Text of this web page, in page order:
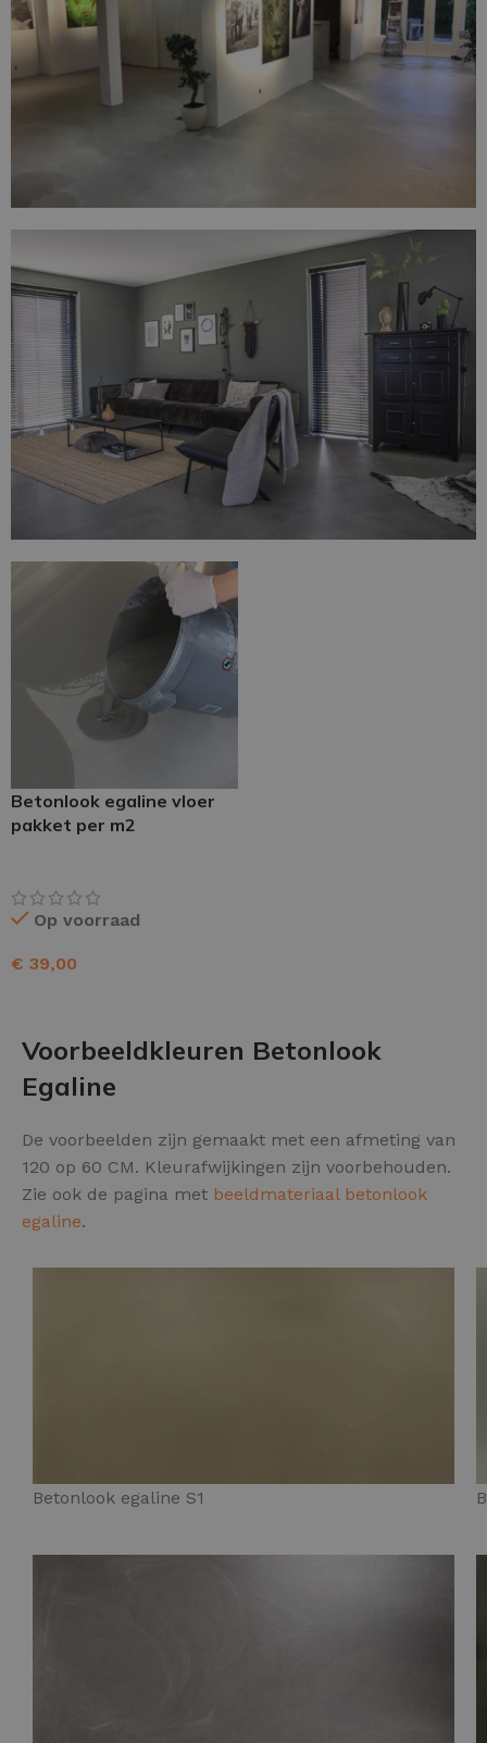
Betonlook egaline vloer
pakket per m2
Op voorraad
€ 39,00
Voorbeeldkleuren Betonlook
Egaline
De voorbeelden zijn gemaakt met een afmeting van
120 op 60 CM. Kleurafwijkingen zijn voorbehouden.
Zie ook de pagina met beeldmateriaal betonlook
egaline.
Betonlook egaline S1